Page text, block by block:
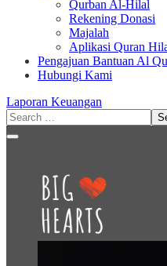
Qurban Al-Hilal
Rekening Donasi
Majalah
Aplikasi Quran
Pengajuan Bantuan Al
Hubungi Kami
Laporan Keuangan